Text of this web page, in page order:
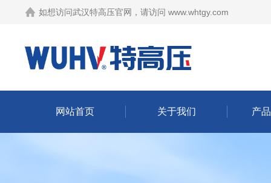
如想访问武汉特高压官网，请访问 www.whtgy.com
网站首页 关于我们 产